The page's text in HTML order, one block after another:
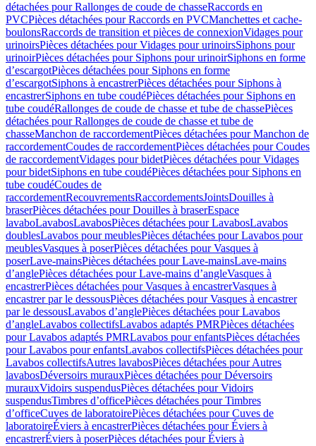
détachées pour Rallonges de coude de chasseRaccords en
PVCPièces détachées pour Raccords en PVCManchettes et cache-
boulonsRaccords de transition et pièces de connexionVidages pour
urinoirsPièces détachées pour Vidages pour urinoirsSiphons pour
urinoirPièces détachées pour Siphons pour urinoirSiphons en forme
d’escargotPièces détachées pour Siphons en forme
d’escargotSiphons à encastrerPièces détachées pour Siphons à
encastrerSiphons en tube coudéPièces détachées pour Siphons en
tube coudéRallonges de coude de chasse et tube de chassePièces
détachées pour Rallonges de coude de chasse et tube de
chasseManchon de raccordementPièces détachées pour Manchon de
raccordementCoudes de raccordementPièces détachées pour Coudes
de raccordementVidages pour bidetPièces détachées pour Vidages
pour bidetSiphons en tube coudéPièces détachées pour Siphons en
tube coudéCoudes de
raccordementRecouvrementsRaccordementsJointsDouilles à
braserPièces détachées pour Douilles à braserEspace
lavaboLavabosLavabosPièces détachées pour LavabosLavabos
doublesLavabos pour meublesPièces détachées pour Lavabos pour
meublesVasques à poserPièces détachées pour Vasques à
poserLave-mainsPièces détachées pour Lave-mainsLave-mains
d’anglePièces détachées pour Lave-mains d’angleVasques à
encastrerPièces détachées pour Vasques à encastrerVasques à
encastrer par le dessousPièces détachées pour Vasques à encastrer
par le dessousLavabos d’anglePièces détachées pour Lavabos
d’angleLavabos collectifsLavabos adaptés PMRPièces détachées
pour Lavabos adaptés PMRLavabos pour enfantsPièces détachées
pour Lavabos pour enfantsLavabos collectifsPièces détachées pour
Lavabos collectifsAutres lavabosPièces détachées pour Autres
lavabosDéversoirs murauxPièces détachées pour Déversoirs
murauxVidoirs suspendusPièces détachées pour Vidoirs
suspendusTimbres dʼofficePièces détachées pour Timbres
dʼofficeCuves de laboratoirePièces détachées pour Cuves de
laboratoireÉviers à encastrerPièces détachées pour Éviers à
encastrerÉviers à poserPièces détachées pour Éviers à